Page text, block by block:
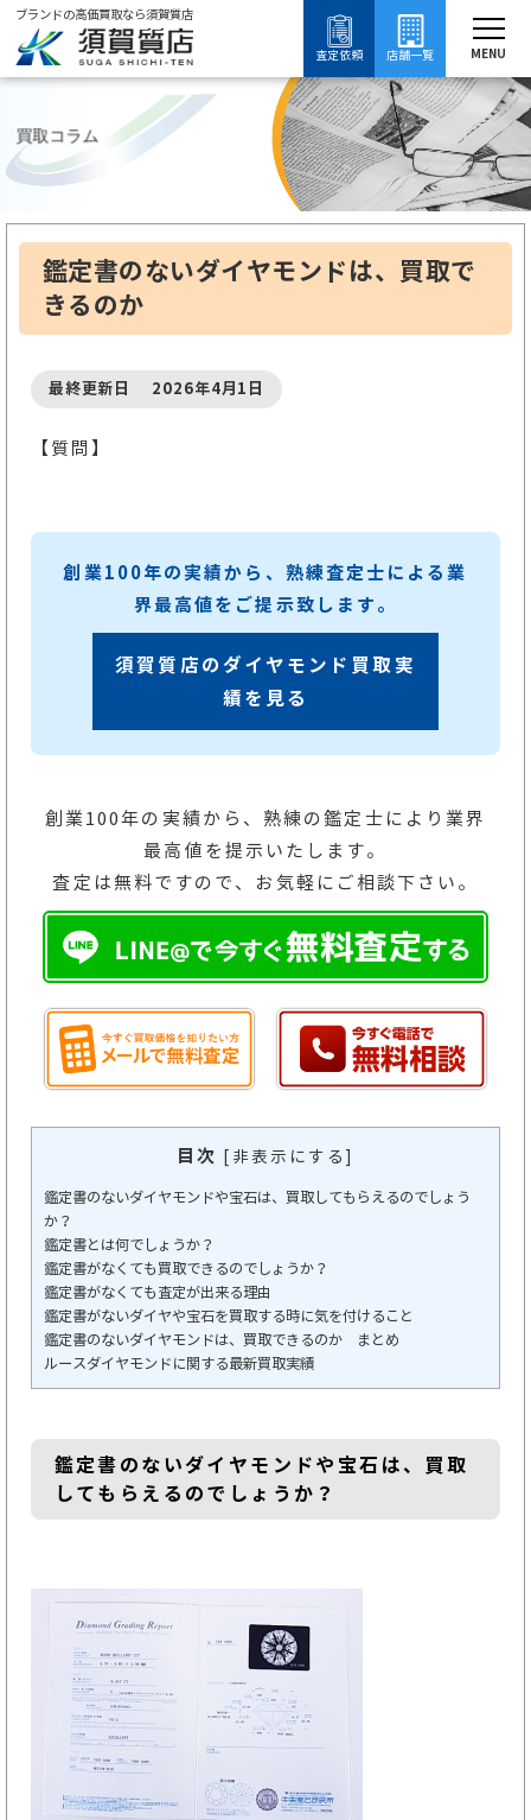
ブランドの高価買取なら須賀質店
査定依頼
店舗一覧 MENU
ブランド買取 ダイヤモンド買取 ルースダイヤモンド買取 ルースダイヤモンド高価
買取コラム
鑑定書のないダイヤモンドは、買取で
きるのか
最終更新日 2026年4月1日
【質問】
創業100年の実績から、熟練査定士による業
界最高値をご提示致します。
須賀質店のダイヤモンド買取実
績を見る
創業100年の実績から、熟練の鑑定士により業界
最高値を提示いたします。
査定は無料ですので、お気軽にご相談下さい。
目次 [ 非表示にする]
鑑定書のないダイヤモンドや宝石は、買取してもらえるのでしょう
か？
鑑定書とは何でしょうか？
鑑定書がなくても買取できるのでしょうか？
鑑定書がなくても査定が出来る理由
鑑定書がないダイヤや宝石を買取する時に気を付けること
鑑定書のないダイヤモンドは、買取できるのか まとめ
ルースダイヤモンドに関する最新買取実績
鑑定書のないダイヤモンドや宝石は、買取
してもらえるのでしょうか？